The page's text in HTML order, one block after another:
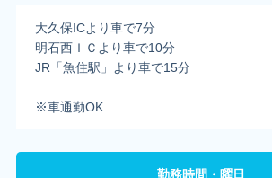
大久保ICより車で7分
明石西ＩＣより車で10分
JR「魚住駅」より車で15分
※車通勤OK
勤務時間・曜日